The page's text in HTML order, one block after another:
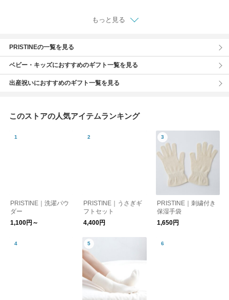
もっと見る
PRISTINEの一覧を見る
ベビー・キッズにおすすめのギフト一覧を見る
出産祝いにおすすめのギフト一覧を見る
このストアの人気アイテムランキング
PRISTINE｜洗濯パウ
ダー
1,100円～
PRISTINE｜うさぎギ
フトセット
4,400円
PRISTINE｜刺繍付き
保湿手袋
1,650円